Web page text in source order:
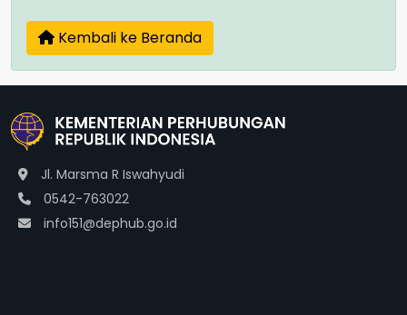
Kembali ke Beranda
Jl. Marsma R Iswahyudi
0542-763022
info151@dephub.go.id